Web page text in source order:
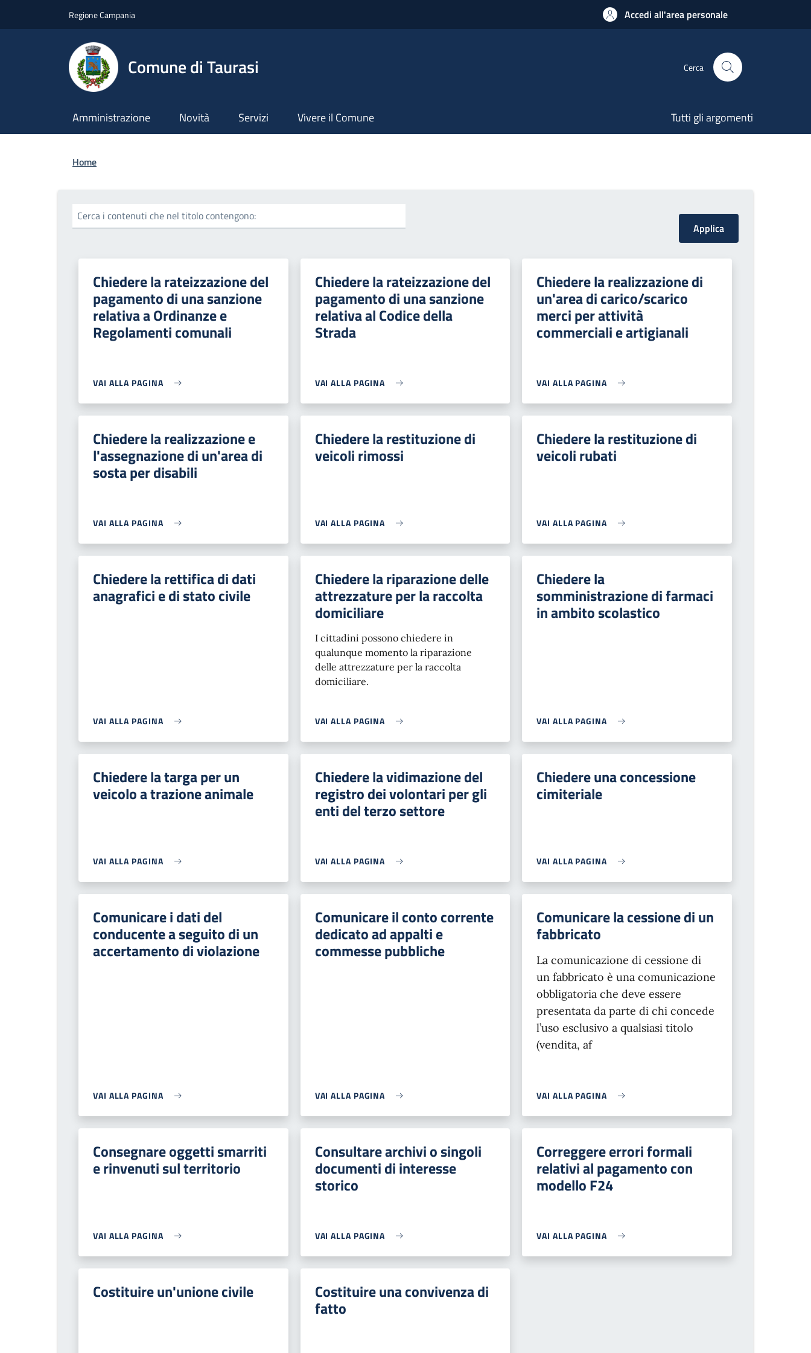
Regione Campania Accedi all'area personale
Comune di Taurasi Cerca
Amministrazione Novità Servizi Vivere il Comune Tutti gli argomenti
Briciole di pane
Home
Cerca i contenuti che nel titolo contengono:
Chiedere la rateizzazione del
pagamento di una sanzione
relativa a Ordinanze e
Regolamenti comunali
VAI ALLA PAGINA
Chiedere la rateizzazione del
pagamento di una sanzione
relativa al Codice della
Strada
VAI ALLA PAGINA
Chiedere la realizzazione di
un'area di carico/scarico
merci per attività
commerciali e artigianali
VAI ALLA PAGINA
Chiedere la realizzazione e
l'assegnazione di un'area di
sosta per disabili
VAI ALLA PAGINA
Chiedere la restituzione di
veicoli rimossi
VAI ALLA PAGINA
Chiedere la restituzione di
veicoli rubati
VAI ALLA PAGINA
Chiedere la rettifica di dati
anagrafici e di stato civile
VAI ALLA PAGINA
Chiedere la riparazione delle
attrezzature per la raccolta
domiciliare
I cittadini possono chiedere in
qualunque momento la riparazione
delle attrezzature per la raccolta
domiciliare.
VAI ALLA PAGINA
Chiedere la
somministrazione di farmaci
in ambito scolastico
VAI ALLA PAGINA
Chiedere la targa per un
veicolo a trazione animale
VAI ALLA PAGINA
Chiedere la vidimazione del
registro dei volontari per gli
enti del terzo settore
VAI ALLA PAGINA
Chiedere una concessione
cimiteriale
VAI ALLA PAGINA
Comunicare i dati del
conducente a seguito di un
accertamento di violazione
VAI ALLA PAGINA
Comunicare il conto corrente
dedicato ad appalti e
commesse pubbliche
VAI ALLA PAGINA
Comunicare la cessione di un
fabbricato
La comunicazione di cessione di
un fabbricato è una comunicazione
obbligatoria che deve essere
presentata da parte di chi concede
l’uso esclusivo a qualsiasi titolo
(vendita, af
VAI ALLA PAGINA
Consegnare oggetti smarriti
e rinvenuti sul territorio
VAI ALLA PAGINA
Consultare archivi o singoli
documenti di interesse
storico
VAI ALLA PAGINA
Correggere errori formali
relativi al pagamento con
modello F24
VAI ALLA PAGINA
Costituire un'unione civile Costituire una convivenza di
fatto